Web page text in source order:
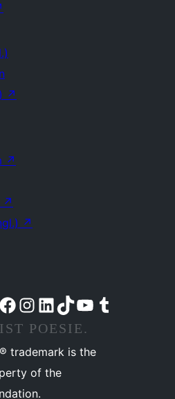
↗
↗
↗
↗
besuchen
Konto besuchen
Unsere Facebook-Seite besuchen
Unser Instagram-Konto besuchen
Unser LinkedIn-Konto besuchen
Unser TikTok-Konto besuchen
Unseren YouTube-Kanal besuchen
Unser Tumblr-Konto besuchen
POESIE.
trademark is the
of the